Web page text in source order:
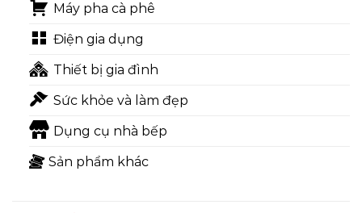
Máy pha cà phê
Điện gia dụng
Thiết bị gia đình
Sức khỏe và làm đẹp
Dụng cụ nhà bếp
Sản phẩm khác